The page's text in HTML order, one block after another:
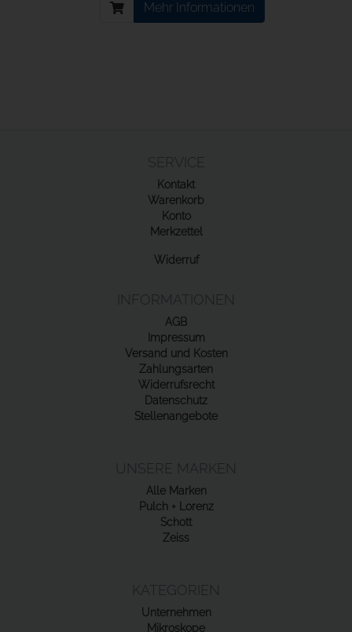
Mehr Informationen
SERVICE
Kontakt
Warenkorb
Konto
Merkzettel
Widerruf
INFORMATIONEN
AGB
Impressum
Versand und Kosten
Zahlungsarten
Widerrufsrecht
Datenschutz
Stellenangebote
UNSERE MARKEN
Alle Marken
Pulch + Lorenz
Schott
Zeiss
KATEGORIEN
Unternehmen
Mikroskope